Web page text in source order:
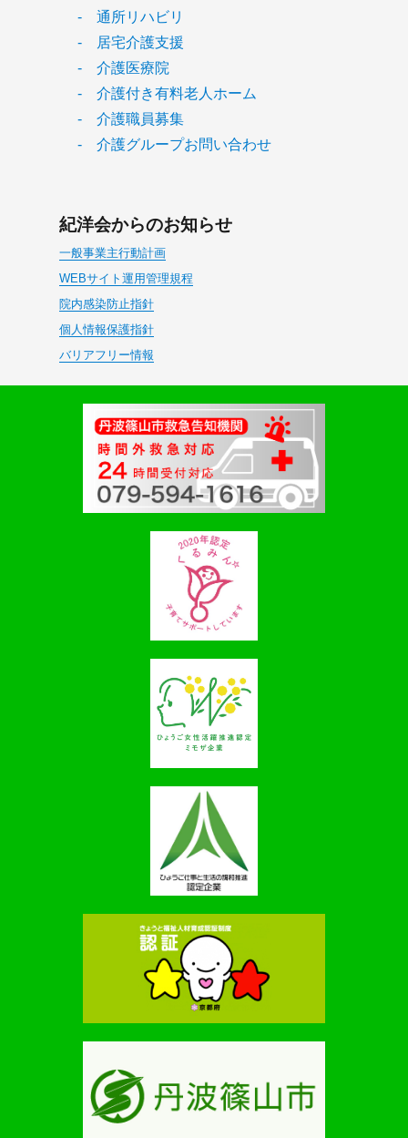
- 通所リハビリ
- 居宅介護支援
- 介護医療院
- 介護付き有料老人ホーム
- 介護職員募集
- 介護グループお問い合わせ
紀洋会からのお知らせ
一般事業主行動計画
WEBサイト運用管理規程
院内感染防止指針
個人情報保護指針
バリアフリー情報